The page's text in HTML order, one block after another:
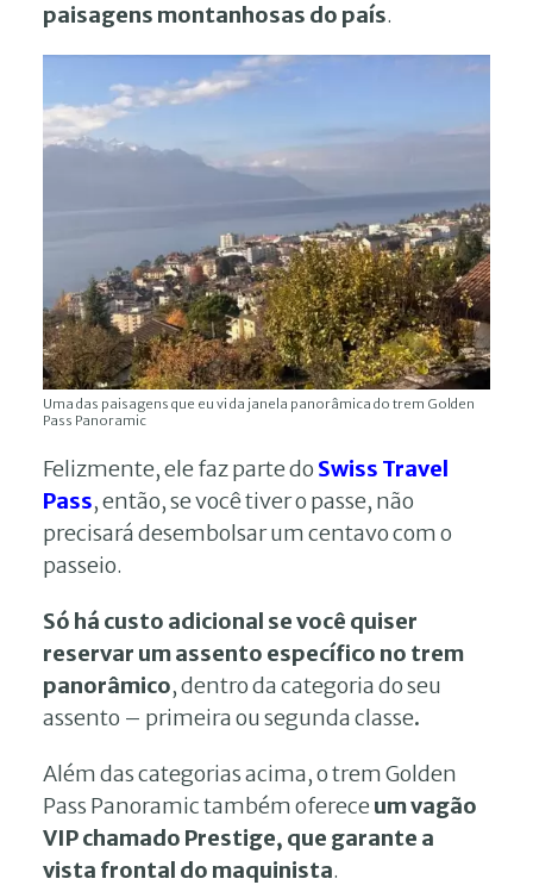
paisagens montanhosas do país.
Uma das paisagens que eu vi da janela panorâmica do trem Golden
Pass Panoramic
Felizmente, ele faz parte do Swiss Travel
Pass, então, se você tiver o passe, não
precisará desembolsar um centavo com o
passeio.
Só há custo adicional se você quiser
reservar um assento específico no trem
panorâmico, dentro da categoria do seu
assento – primeira ou segunda classe.
Além das categorias acima, o trem Golden
Pass Panoramic também ofereceum vagão
VIP chamado Prestige, que garante a
vista frontal do maquinista.